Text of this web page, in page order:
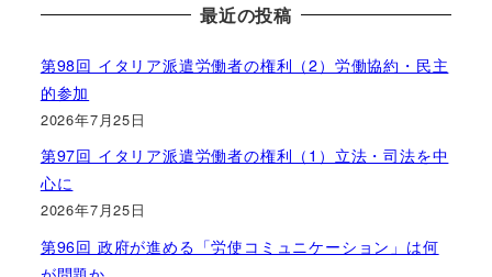
最近の投稿
第98回 イタリア派遣労働者の権利（2）労働協約・民主
的参加
2026年7月25日
第97回 イタリア派遣労働者の権利（1）立法・司法を中
心に
2026年7月25日
第96回 政府が進める「労使コミュニケーション」は何